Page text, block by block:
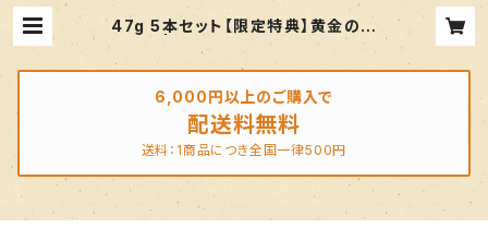
47g 5本セット【限定特典】黄金のえ
ごま油 | 【純国産】かつ農園の黄金の
6,000円以上のご購入で
配送料無料
送料：1商品につき全国一律500円